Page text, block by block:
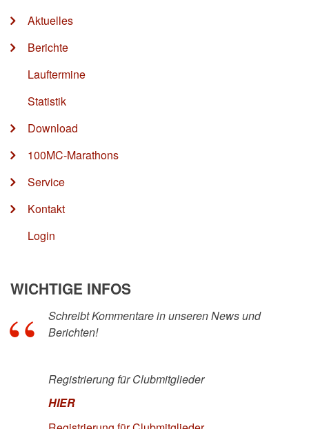
Aktuelles
Berichte
Lauftermine
Statistik
Download
100MC-Marathons
Service
Kontakt
Login
WICHTIGE INFOS
Schreibt Kommentare in unseren News und
Berichten!
Registrierung für Clubmitglieder
HIER